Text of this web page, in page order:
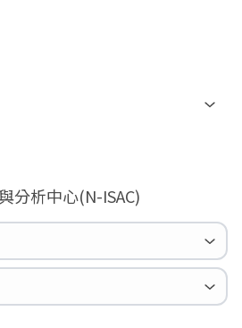
分析中心(N-ISAC)
育計畫成果簡介